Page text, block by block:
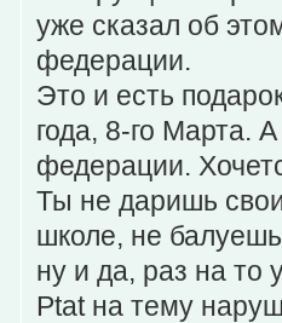
уже сказал об
федерации.
Это и есть
года, 8-го Марта.
федерации.
Ты не даришь
школе, не
ну и да, раз на то
Ptat на тему